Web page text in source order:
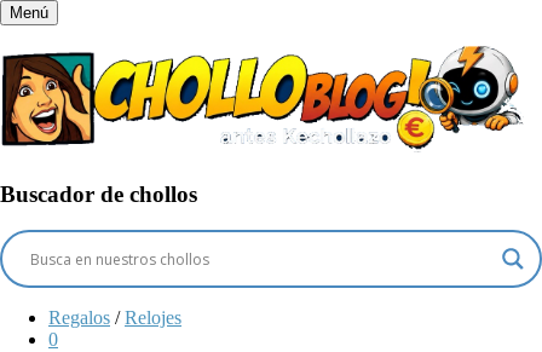
Menú
Buscador de chollos
Regalos / Relojes
0